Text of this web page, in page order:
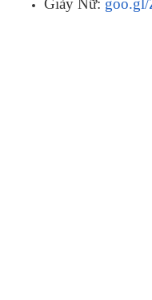
Giày Nữ: